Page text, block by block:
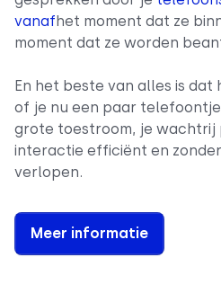
vanaf het moment dat ze
moment dat ze worden
En het beste van alles is
of je nu een paar
grote toestroom, je wachtrij
interactie efficiënt en
verlopen.
Meer informatie